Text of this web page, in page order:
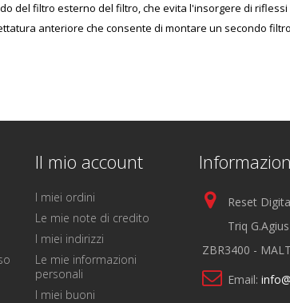
del filtro esterno del filtro, che evita l'insorgere di
anteriore che consente di montare un secondo
Il mio account
I miei ordini
Le mie note di credito
I miei indirizzi
Le mie informazioni
personali
I miei buoni
Reset
Triq
ZBR3400 -
Email: